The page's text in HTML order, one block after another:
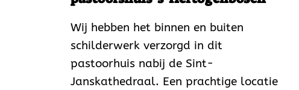
Wij hebben het binnen en buiten
schilderwerk verzorgd in dit
pastoorhuis nabij de Sint-
Janskathedraal. Een prachtige locatie